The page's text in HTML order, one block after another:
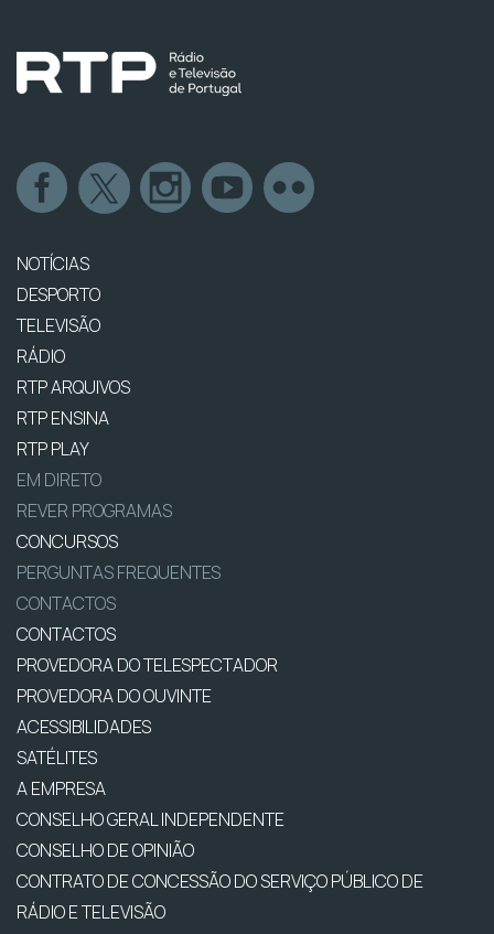
NOTÍCIAS
DESPORTO
TELEVISÃO
RÁDIO
RTP ARQUIVOS
RTP ENSINA
RTP PLAY
EM DIRETO
REVER PROGRAMAS
CONCURSOS
PERGUNTAS FREQUENTES
CONTACTOS
CONTACTOS
PROVEDORA DO TELESPECTADOR
PROVEDORA DO OUVINTE
ACESSIBILIDADES
SATÉLITES
A EMPRESA
CONSELHO GERAL INDEPENDENTE
CONSELHO DE OPINIÃO
CONTRATO DE CONCESSÃO DO SERVIÇO PÚBLICO DE
RÁDIO E TELEVISÃO